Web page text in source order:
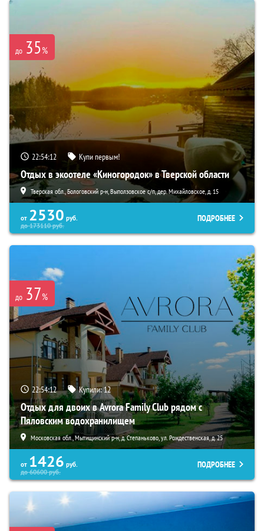
до 35%
22:54:10 Купи первым!
Отдых в экоотеле «Киногородок» в Тверской области
Тверская обл., Бологовский р-н, Выползовское с/п, дер. Михайловское, д. 15
от 2530 руб.
до173110руб.
ПОДРОБНЕЕ
до 37%
22:54:10 Купили:12
Отдых для двоих в Avrora Family Club рядом с
Пяловским водохранилищем
Московская обл., Мытищинский р-н, д. Степаньково, ул. Рождественская, д. 25
от 1426 руб.
до60600руб.
ПОДРОБНЕЕ